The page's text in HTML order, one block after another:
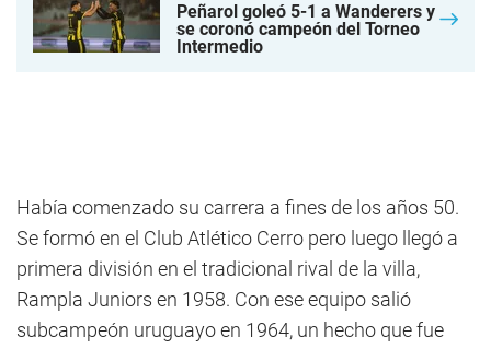
Peñarol goleó 5-1 a Wanderers y
se coronó campeón del Torneo
Intermedio
Había comenzado su carrera a fines de los años 50.
Se formó en el Club Atlético Cerro pero luego llegó a
primera división en el tradicional rival de la villa,
Rampla Juniors en 1958. Con ese equipo salió
subcampeón uruguayo en 1964, un hecho que fue